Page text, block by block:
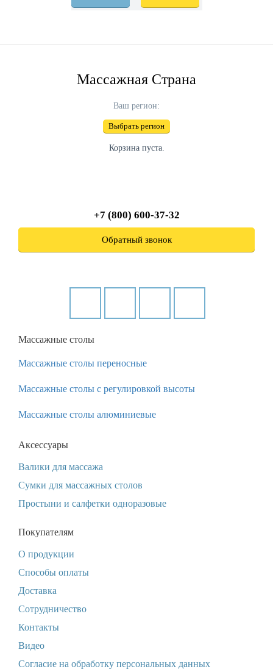
Массажная Страна
Ваш регион:
Выбрать регион
Корзина пуста.
+7 (800) 600-37-32
Обратный звонок
Массажные столы
Массажные столы переносные
Массажные столы с регулировкой высоты
Массажные столы алюминиевые
Аксессуары
Валики для массажа
Сумки для массажных столов
Простыни и салфетки одноразовые
Покупателям
О продукции
Способы оплаты
Доставка
Сотрудничество
Контакты
Видео
Согласие на обработку персональных данных